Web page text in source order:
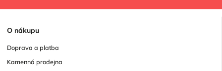
O nákupu
Doprava a platba
Kamenná prodejna